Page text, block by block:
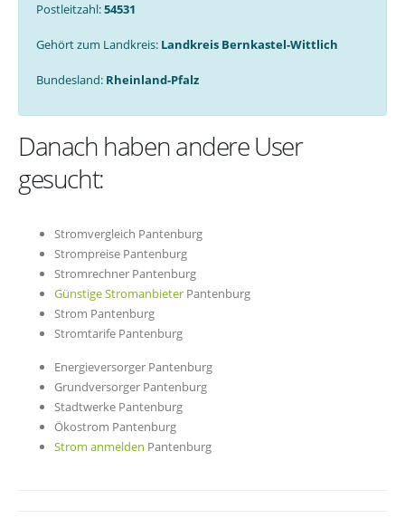
Postleitzahl:54531
Gehört zum Landkreis: Landkreis Bernkastel-Wittlich
Bundesland: Rheinland-Pfalz
Danach haben andere User
gesucht:
Stromvergleich Pantenburg
Strompreise Pantenburg
Stromrechner Pantenburg
Günstige Stromanbieter Pantenburg
Strom Pantenburg
Stromtarife Pantenburg
Energieversorger Pantenburg
Grundversorger Pantenburg
Stadtwerke Pantenburg
Ökostrom Pantenburg
Strom anmelden Pantenburg